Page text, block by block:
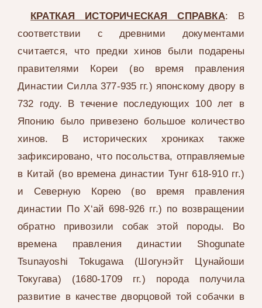
КРАТКАЯ ИСТОРИЧЕСКАЯ СПРАВКА: В
соответствии с древними документами
считается, что предки хинов были подарены
правителями Кореи (во время правления
Династии Силла 377-935 гг.) японскому двору в
732 году. В течение последующих 100 лет в
Японию было привезено большое количество
хинов. В исторических хрониках также
зафиксировано, что посольства, отправляемые
в Китай (во времена династии Тунг 618-910 гг.)
и Северную Корею (во время правления
династии По Х‘ай 698-926 гг.) по возвращении
обратно привозили собак этой породы. Во
времена правления династии Shogunate
Tsunayoshi Tokugawa (Шогунэйт Цунайоши
Токугава) (1680-1709 гг.) порода получила
развитие в качестве дворцовой той собачки в